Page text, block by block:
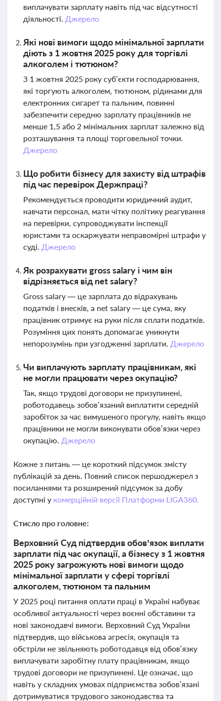
виплачувати зарплату навіть під час відсутності
діяльності. Джерело
Які нові вимоги щодо мінімальної зарплати
діють з 1 жовтня 2025 року для торгівлі
алкоголем і тютюном?
З 1 жовтня 2025 року суб’єкти господарювання,
які торгують алкоголем, тютюном, рідинами для
електронних сигарет та пальним, повинні
забезпечити середню зарплату працівників не
менше 1,5 або 2 мінімальних зарплат залежно від
розташування та площі торговельної точки.
Джерело
Що робити бізнесу для захисту від штрафів
під час перевірок Держпраці?
Рекомендується проводити юридичний аудит,
навчати персонал, мати чітку політику реагування
на перевірки, супроводжувати інспекції
юристами та оскаржувати неправомірні штрафи у
суді. Джерело
Як розрахувати gross salary і чим він
відрізняється від net salary?
Gross salary — це зарплата до відрахувань
податків і внесків, а net salary — це сума, яку
працівник отримує на руки після сплати податків.
Розуміння цих понять допомагає уникнути
непорозумінь при узгодженні зарплати. Джерело
Чи виплачують зарплату працівникам, які
не могли працювати через окупацію?
Так, якщо трудові договори не призупинені,
роботодавець зобов’язаний виплатити середній
заробіток за час вимушеного прогулу, навіть якщо
працівники не могли виконувати обов’язки через
окупацію. Джерело
Кожне з питань — це короткий підсумок змісту
публікацій за день. Повний список першоджерел з
посиланнями та розширений підсумок за добу
доступні у комерційній версії Платформи LIGA360.
Стисло про головне:
Верховний Суд підтвердив обов’язок виплати
зарплати під час окупації, а бізнесу з 1 жовтня
2025 року загрожують нові вимоги щодо
мінімальної зарплати у сфері торгівлі
алкоголем, тютюном та пальним
У 2025 році питання оплати праці в Україні набуває
особливої актуальності через воєнні обставини та
нові законодавчі вимоги. Верховний Суд України
підтвердив, що військова агресія, окупація та
обстріли не звільняють роботодавця від обов’язку
виплачувати заробітну плату працівникам, якщо
трудові договори не призупинені. Це означає, що
навіть у складних умовах підприємства зобов’язані
дотримуватися трудового законодавства та